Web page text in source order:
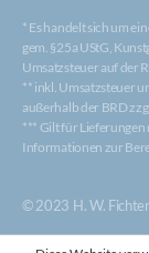
© 2023 H. W.
* Es handelt sich um
gem. §25a UStG,
Umsatzsteuer auf der
** inkl. Umsatzsteuer
außerhalb der BRD
*** Gilt für
Informationen zur